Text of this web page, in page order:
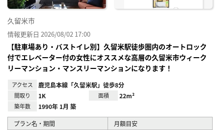
久留米市
情報更新日 2026/08/02 17:00
【駐車場あり・バストイレ別】久留米駅徒歩圏内のオートロック
付でエレベーター付の女性にオススメな高層の久留米市ウィーク
リーマンション・マンスリーマンションになります！
アクセス 鹿児島本線「久留米駅」徒歩8分
間取り 1K 面積 22m²
築年数 1990年 1月 築
プラン名・期間 月額目安